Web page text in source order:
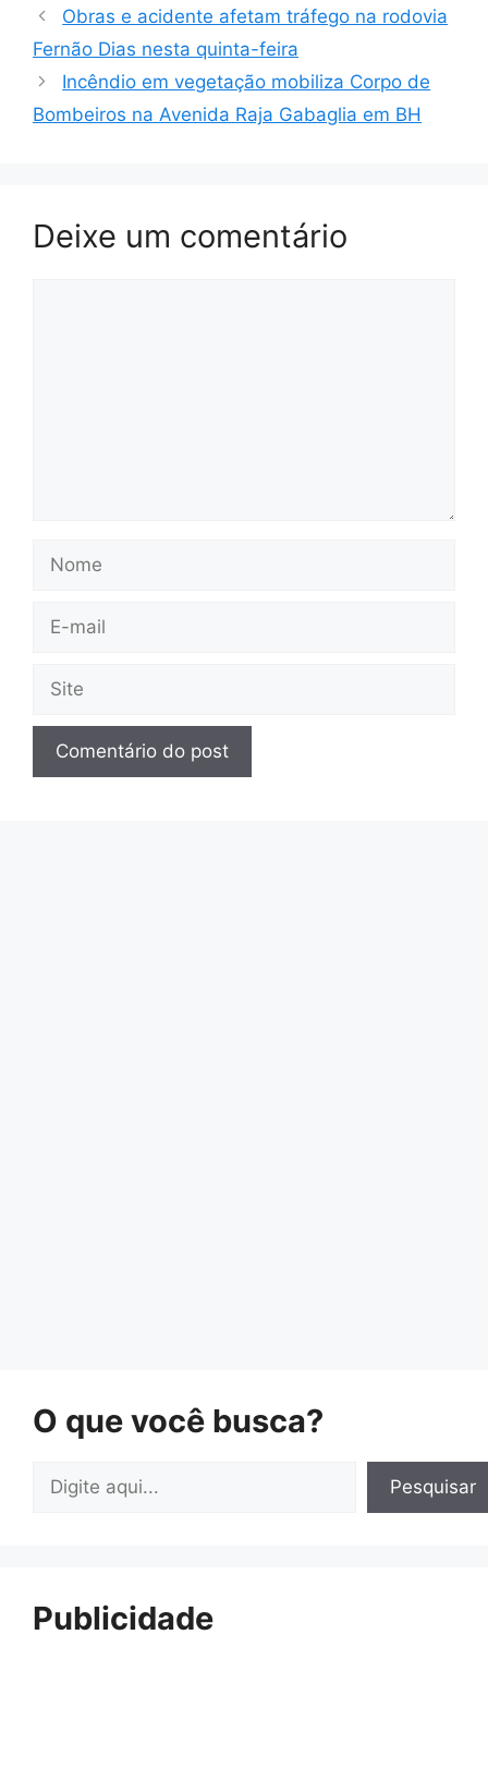
Obras e acidente afetam tráfego na rodovia
Fernão Dias nesta quinta-feira
Incêndio em vegetação mobiliza Corpo de
Bombeiros na Avenida Raja Gabaglia em BH
Deixe um comentário
Nome
Site
O que você busca?
Pesquisar
Pesquisar
Publicidade